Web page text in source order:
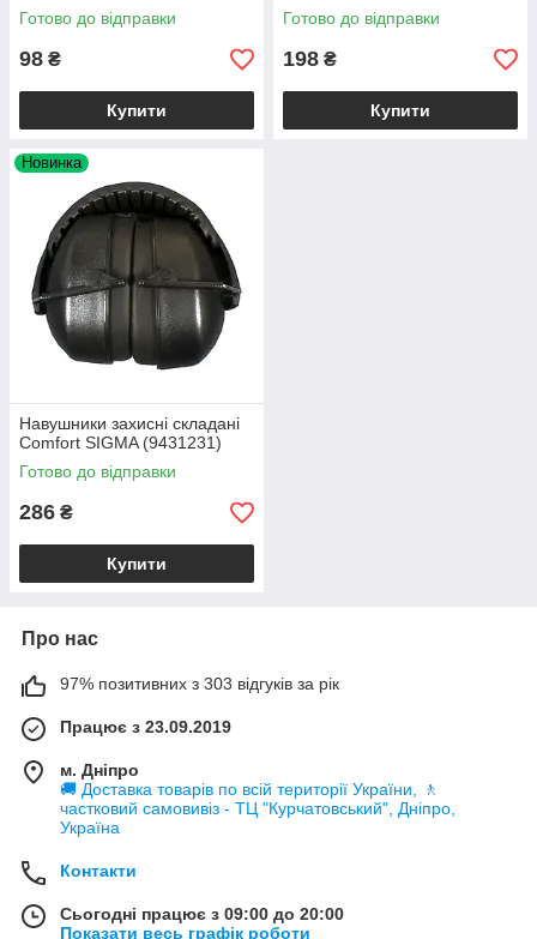
Готово до відправки
98 ₴
Купити
Готово до відправки
198 ₴
Купити
Новинка
Навушники захисні складані
Comfort SIGMA (9431231)
Готово до відправки
286 ₴
Купити
Про нас
97% позитивних з 303 відгуків за рік
Працює з 23.09.2019
м. Дніпро
🚚 Доставка товарів по всій території України, 🚶
частковий самовивіз - ТЦ "Курчатовський", Дніпро,
Україна
Контакти
Сьогодні працює з 09:00 до 20:00
Показати весь графік роботи